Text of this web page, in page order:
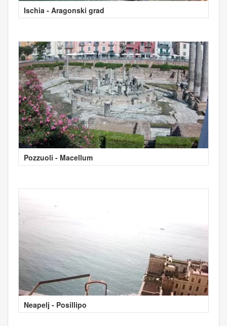
Ischia - Aragonski grad
Pozzuoli - Macellum
Neapelj - Posillipo